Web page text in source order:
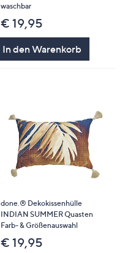
waschbar
€ 19,95
In den Warenkorb
done.® Dekokissenhülle
INDIAN SUMMER Quasten
Farb- & Größenauswahl
€ 19,95